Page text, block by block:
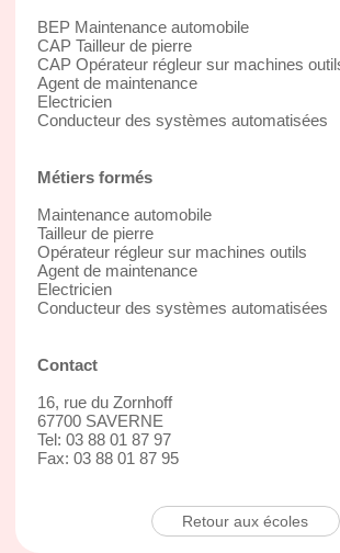
BEP Maintenance automobile
CAP Tailleur de pierre
CAP Opérateur régleur sur machines
Agent de maintenance
Electricien
Conducteur des systèmes automatisées
Métiers formés
Maintenance automobile
Tailleur de pierre
Opérateur régleur sur machines outils
Agent de maintenance
Electricien
Conducteur des systèmes automatisées
Contact
16, rue du Zornhoff
67700 SAVERNE
Tel: 03 88 01 87 97
Fax: 03 88 01 87 95
Retour aux écoles